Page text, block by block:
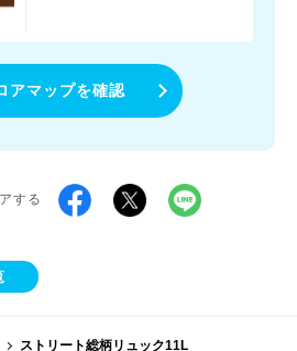
アマップを確認
する
ストリート総柄リュック11L